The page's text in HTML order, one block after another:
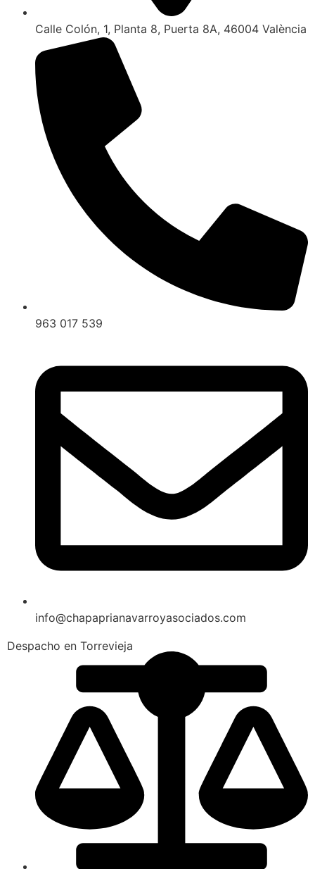
Calle Colón, 1, Planta 8, Puerta 8A, 46004 València
963 017 539
info@chapaprianavarroyasociados.com
Despacho en Torrevieja